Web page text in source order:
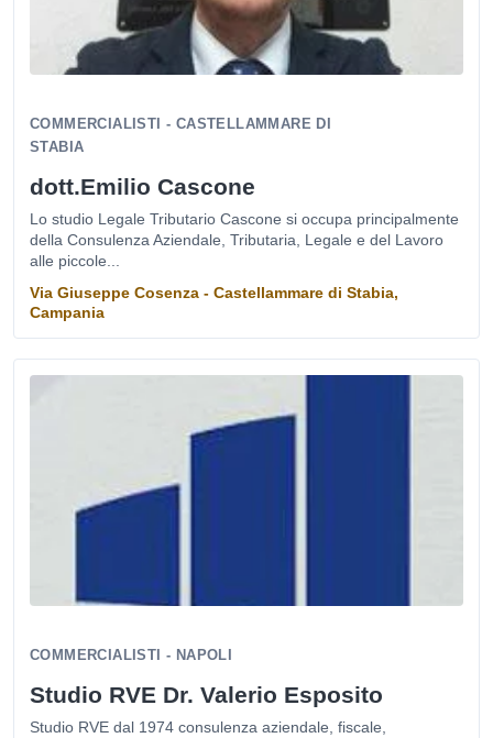
COMMERCIALISTI - CASTELLAMMARE DI
STABIA
dott.Emilio Cascone
Lo studio Legale Tributario Cascone si occupa principalmente
della Consulenza Aziendale, Tributaria, Legale e del Lavoro
alle piccole...
Via Giuseppe Cosenza - Castellammare di Stabia,
Campania
COMMERCIALISTI - NAPOLI
Studio RVE Dr. Valerio Esposito
Studio RVE dal 1974 consulenza aziendale, fiscale,